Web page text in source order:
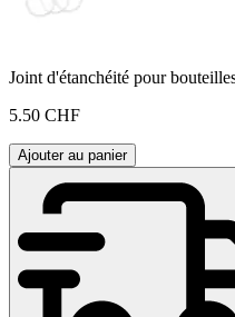
Joint d'étanchéité pour
5.50 CHF
Ajouter au panier